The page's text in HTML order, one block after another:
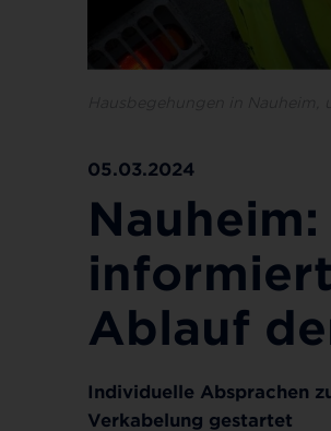
05.03.2024
Ablauf
Individuelle Absprachen
Verkabelung gestartet